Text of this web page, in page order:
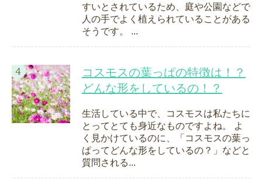
すいとされているため、庭や公園などで
人の手でよく植えられていることがある
そうです。 ...
コスモスの葉っぱの特徴は！？
どんな形をしているの！？
生活している中で、コスモスは私たちに
とってとても身近なものですよね。 よ
く見かけているのに、「コスモスの葉っ
ぱってどんな形をしているの？」などと
質問される...